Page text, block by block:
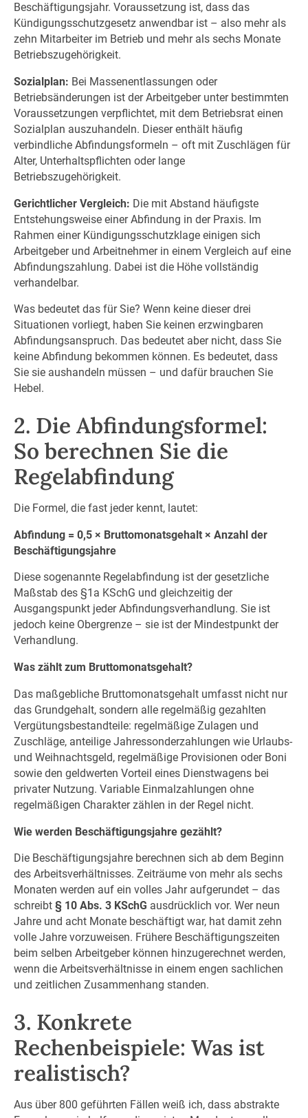
Beschäftigungsjahr. Voraussetzung ist, dass das
Kündigungsschutzgesetz anwendbar ist – also mehr als
zehn Mitarbeiter im Betrieb und mehr als sechs Monate
Betriebszugehörigkeit.
Sozialplan: Bei Massenentlassungen oder
Betriebsänderungen ist der Arbeitgeber unter bestimmten
Voraussetzungen verpflichtet, mit dem Betriebsrat einen
Sozialplan auszuhandeln. Dieser enthält häufig
verbindliche Abfindungsformeln – oft mit Zuschlägen für
Alter, Unterhaltspflichten oder lange
Betriebszugehörigkeit.
Gerichtlicher Vergleich: Die mit Abstand häufigste
Entstehungsweise einer Abfindung in der Praxis. Im
Rahmen einer Kündigungsschutzklage einigen sich
Arbeitgeber und Arbeitnehmer in einem Vergleich auf eine
Abfindungszahlung. Dabei ist die Höhe vollständig
verhandelbar.
Was bedeutet das für Sie? Wenn keine dieser drei
Situationen vorliegt, haben Sie keinen erzwingbaren
Abfindungsanspruch. Das bedeutet aber nicht, dass Sie
keine Abfindung bekommen können. Es bedeutet, dass
Sie sie aushandeln müssen – und dafür brauchen Sie
Hebel.
2. Die Abfindungsformel:
So berechnen Sie die
Regelabfindung
Die Formel, die fast jeder kennt, lautet:
Abfindung = 0,5 × Bruttomonatsgehalt × Anzahl der
Beschäftigungsjahre
Diese sogenannte Regelabfindung ist der gesetzliche
Maßstab des §1a KSchG und gleichzeitig der
Ausgangspunkt jeder Abfindungsverhandlung. Sie ist
jedoch keine Obergrenze – sie ist der Mindestpunkt der
Verhandlung.
Was zählt zum Bruttomonatsgehalt?
Das maßgebliche Bruttomonatsgehalt umfasst nicht nur
das Grundgehalt, sondern alle regelmäßig gezahlten
Vergütungsbestandteile: regelmäßige Zulagen und
Zuschläge, anteilige Jahressonderzahlungen wie Urlaubs-
und Weihnachtsgeld, regelmäßige Provisionen oder Boni
sowie den geldwerten Vorteil eines Dienstwagens bei
privater Nutzung. Variable Einmalzahlungen ohne
regelmäßigen Charakter zählen in der Regel nicht.
Wie werden Beschäftigungsjahre gezählt?
Die Beschäftigungsjahre berechnen sich ab dem Beginn
des Arbeitsverhältnisses. Zeiträume von mehr als sechs
Monaten werden auf ein volles Jahr aufgerundet – das
schreibt § 10 Abs. 3 KSchG ausdrücklich vor. Wer neun
Jahre und acht Monate beschäftigt war, hat damit zehn
volle Jahre vorzuweisen. Frühere Beschäftigungszeiten
beim selben Arbeitgeber können hinzugerechnet werden,
wenn die Arbeitsverhältnisse in einem engen sachlichen
und zeitlichen Zusammenhang standen.
3. Konkrete
Rechenbeispiele: Was ist
realistisch?
Aus über 800 geführten Fällen weiß ich, dass abstrakte